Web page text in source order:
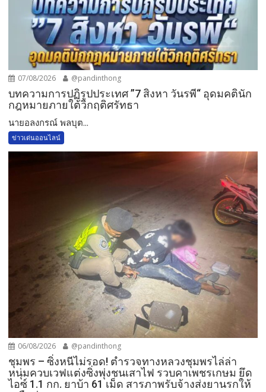
07/08/2026 @pandinthong
บทความการปฏิรูปประเทศ ”7 สิงหา วันรพี“ อุดมคตินัก
กฎหมายภายใต้วิกฤติศรัทธา
นายอลงกรณ์ พลบุต...
ข่าวเด่นออนไลน์
06/08/2026 @pandinthong
ชุมพร – ซิ่งหนีไม่รอด! ตำรวจทางหลวงชุมพรไล่ล่า
หนุ่มควบเวฟแต่งซิ่งพุ่งชนเสาไฟ รวบคาเพชรเกษม ยึด
ไอซ์ 1.1 กก. ยาบ้า 61 เม็ด สารภาพรับจ้างส่งยานรกให้